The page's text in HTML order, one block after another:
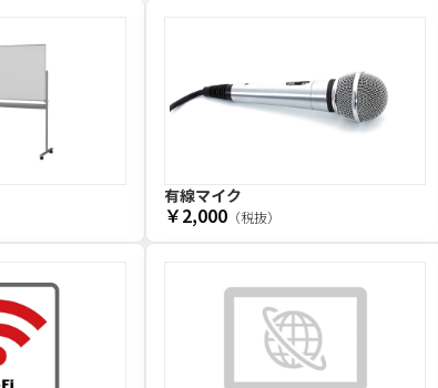
有線マイク
￥2,000 （税抜）